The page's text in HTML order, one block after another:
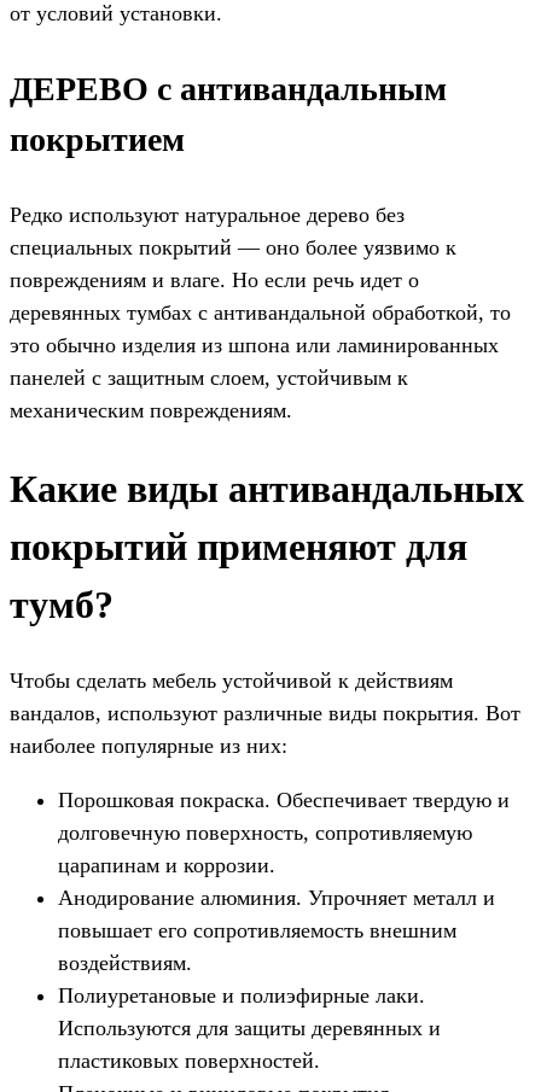
от условий установки.
ДЕРЕВО с антивандальным
покрытием
Редко используют натуральное дерево без
специальных покрытий — оно более уязвимо к
повреждениям и влаге. Но если речь идет о
деревянных тумбах с антивандальной обработкой, то
это обычно изделия из шпона или ламинированных
панелей с защитным слоем, устойчивым к
механическим повреждениям.
Какие виды антивандальных
покрытий применяют для
тумб?
Чтобы сделать мебель устойчивой к действиям
вандалов, используют различные виды покрытия. Вот
наиболее популярные из них:
Порошковая покраска. Обеспечивает твердую и
долговечную поверхность, сопротивляемую
царапинам и коррозии.
Анодирование алюминия. Упрочняет металл и
повышает его сопротивляемость внешним
воздействиям.
Полиуретановые и полиэфирные лаки.
Используются для защиты деревянных и
пластиковых поверхностей.